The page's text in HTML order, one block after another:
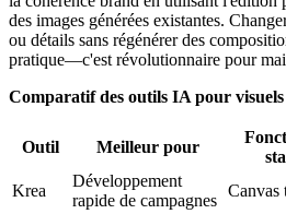
des images générées existantes.
ou détails sans régénérer des
pratique—c'est révolutionnaire pour
Comparatif des outils IA pour
Outil Meilleur pour
Krea
Développement
rapide de campagnes
Canvas